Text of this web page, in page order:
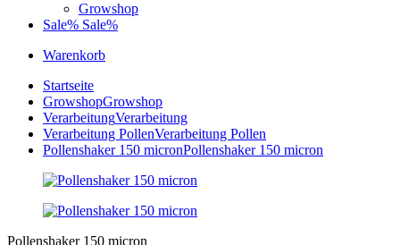
Growshop
Sale% Sale%
Warenkorb
Startseite
GrowshopGrowshop
VerarbeitungVerarbeitung
Verarbeitung PollenVerarbeitung Pollen
Pollenshaker 150 micronPollenshaker 150 micron
Pollenshaker 150 micron